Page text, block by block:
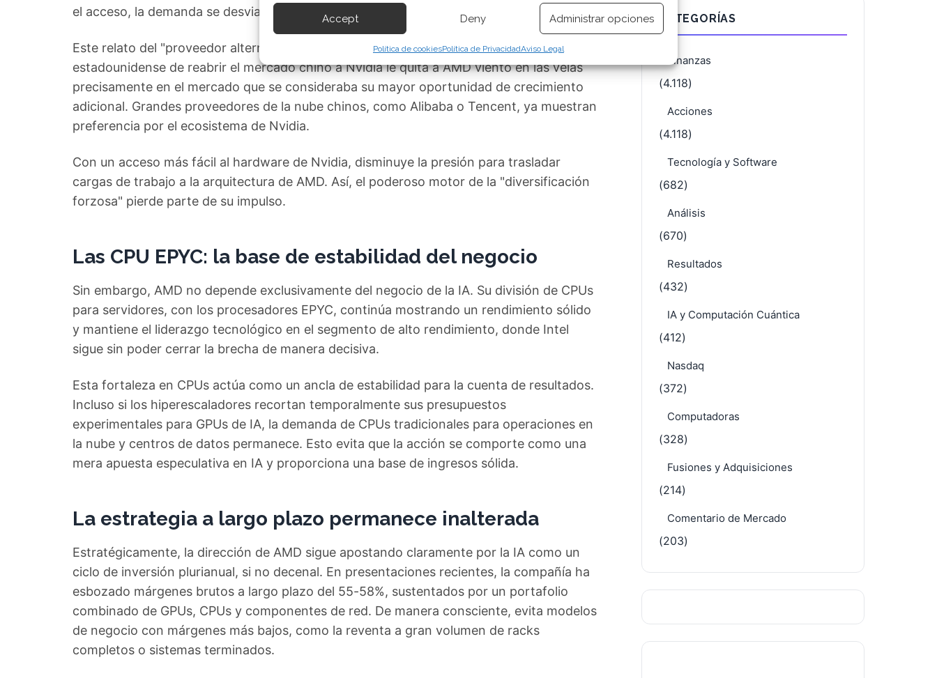
información transmitida de forma automática.
Garantizar la seguridad, evitar y detectar fraudes, y eliminar
fallos, Ofrecer y presentar publicidad y contenido, Guardar y
comunicar las preferencias de privacidad.
Siempre activo
Accept Deny Administrar opciones
Política de cookiesPolítica de PrivacidadAviso Legal
el acceso, la demanda se desviaría naturalmente hacia los aceleradores MI325X de AMD.
Este relato del "proveedor alternativo" ahora se tambalea. La decisión del gobierno
estadounidense de reabrir el mercado chino a Nvidia le quita a AMD viento en las velas
precisamente en el mercado que se consideraba su mayor oportunidad de crecimiento
adicional. Grandes proveedores de la nube chinos, como Alibaba o Tencent, ya muestran
preferencia por el ecosistema de Nvidia.
Con un acceso más fácil al hardware de Nvidia, disminuye la presión para trasladar
cargas de trabajo a la arquitectura de AMD. Así, el poderoso motor de la "diversificación
forzosa" pierde parte de su impulso.
Las CPU EPYC: la base de estabilidad del negocio
Sin embargo, AMD no depende exclusivamente del negocio de la IA. Su división de CPUs
para servidores, con los procesadores EPYC, continúa mostrando un rendimiento sólido
y mantiene el liderazgo tecnológico en el segmento de alto rendimiento, donde Intel
sigue sin poder cerrar la brecha de manera decisiva.
Esta fortaleza en CPUs actúa como un ancla de estabilidad para la cuenta de resultados.
Incluso si los hiperescaladores recortan temporalmente sus presupuestos
experimentales para GPUs de IA, la demanda de CPUs tradicionales para operaciones en
la nube y centros de datos permanece. Esto evita que la acción se comporte como una
mera apuesta especulativa en IA y proporciona una base de ingresos sólida.
La estrategia a largo plazo permanece inalterada
Estratégicamente, la dirección de AMD sigue apostando claramente por la IA como un
ciclo de inversión plurianual, si no decenal. En presentaciones recientes, la compañía ha
esbozado márgenes brutos a largo plazo del 55-58%, sustentados por un portafolio
combinado de GPUs, CPUs y componentes de red. De manera consciente, evita modelos
de negocio con márgenes más bajos, como la reventa a gran volumen de racks
completos o sistemas terminados.
BioNTech: la semana que condensa
tres frentes abiertos
CATEGORÍAS
Finanzas
(4.118)
Acciones
(4.118)
Tecnología y Software
(682)
Análisis
(670)
Resultados
(432)
IA y Computación Cuántica
(412)
Nasdaq
(372)
Computadoras
(328)
(214)
(203)